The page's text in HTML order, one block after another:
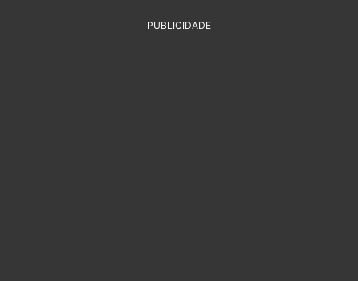
PUBLICIDADE